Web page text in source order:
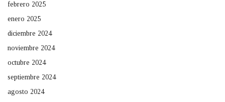
febrero 2025
enero 2025
diciembre 2024
noviembre 2024
octubre 2024
septiembre 2024
agosto 2024